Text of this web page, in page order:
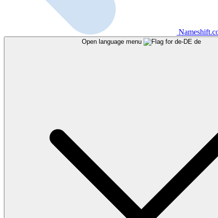
Open language menu de